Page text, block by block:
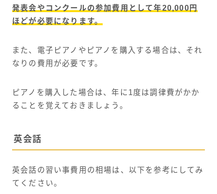
発表会やコンクールの参加費用として年20,000円
ほどが必要になります。
また、電子ピアノやピアノを購入する場合は、それ
なりの費用が必要です。
ピアノを購入した場合は、年に1度は調律費がかか
ることを覚えておきましょう。
英会話
英会話の習い事費用の相場は、以下を参考にしてみ
てください。